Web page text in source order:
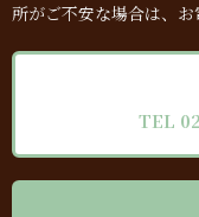
所がご不安な場合は、お
TEL